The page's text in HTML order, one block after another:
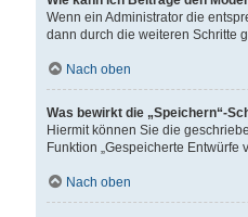
Wenn ein Administrator die
dann durch die weiteren Schritte
Nach oben
Was bewirkt die „Speichern“-
Hiermit können Sie die
Funktion „Gespeicherte
Nach oben